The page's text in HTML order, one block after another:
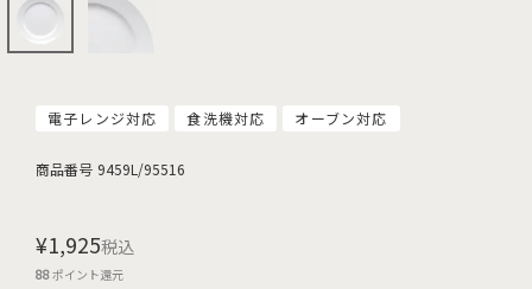
電子レンジ対応 食洗機対応 オーブン対応
商品番号 9459L/95516
¥1,925税込
88ポイント還元